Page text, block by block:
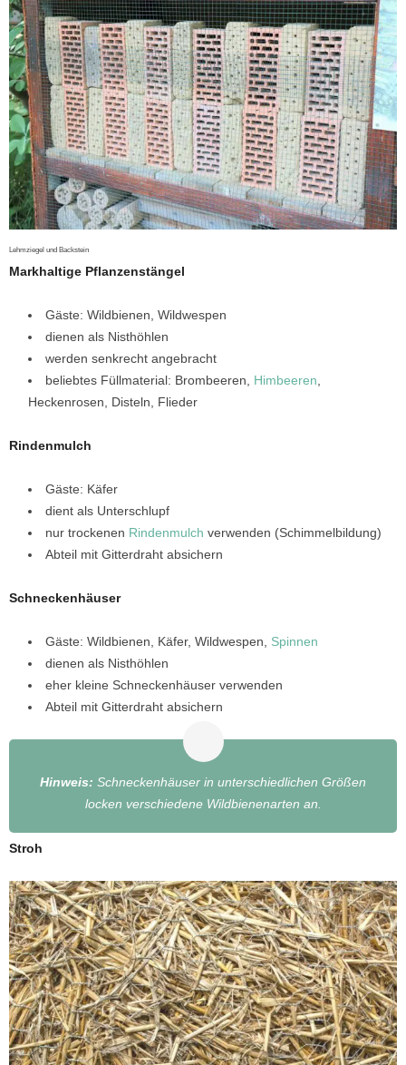
Lehmziegel und Backstein
Markhaltige Pflanzenstängel
Gäste: Wildbienen, Wildwespen
dienen als Nisthöhlen
werden senkrecht angebracht
beliebtes Füllmaterial: Brombeeren, Himbeeren,
Heckenrosen, Disteln, Flieder
Rindenmulch
Gäste: Käfer
dient als Unterschlupf
nur trockenen Rindenmulch verwenden (Schimmelbildung)
Abteil mit Gitterdraht absichern
Schneckenhäuser
Gäste: Wildbienen, Käfer, Wildwespen, Spinnen
dienen als Nisthöhlen
eher kleine Schneckenhäuser verwenden
Abteil mit Gitterdraht absichern
Hinweis: Schneckenhäuser in unterschiedlichen Größen
locken verschiedene Wildbienenarten an.
Stroh